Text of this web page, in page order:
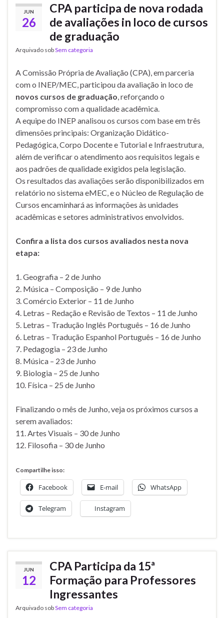
JUN
26
CPA participa de nova rodada
de avaliações in loco de cursos
de graduação
Arquivado sobSem categoria
A Comissão Própria de Avaliação (CPA), em parceria
com o INEP/MEC, participou da avaliação in loco de
novos cursos de graduação , reforçando o
compromisso com a qualidade acadêmica.
A equipe do INEP analisou os cursos com base em três
dimensões principais: Organização Didático-
Pedagógica, Corpo Docente e Tutorial e Infraestrutura,
além de verificar o atendimento aos requisitos legais e
aos padrões de qualidade exigidos pela legislação.
Os resultados das avaliações serão disponibilizados em
relatório no sistema eMEC, e o Núcleo de Regulação de
Cursos encaminhará as informações às unidades
acadêmicas e setores administrativos envolvidos.
Confira a lista dos cursos avaliados nesta nova
etapa:
1. Geografia – 2 de Junho
2. Música – Composição – 9 de Junho
3. Comércio Exterior – 11 de Junho
4. Letras – Redação e Revisão de Textos – 11 de Junho
5. Letras – Tradução Inglês Português – 16 de Junho
6. Letras – Tradução Espanhol Português – 16 de Junho
7. Pedagogia – 23 de Junho
8. Música – 23 de Junho
9. Biologia – 25 de Junho
10. Física – 25 de Junho
Finalizando o mês de Junho, veja os próximos cursos a
serem avaliados:
11. Artes Visuais – 30 de Junho
12. Filosofia – 30 de Junho
Compartilhe isso:
Facebook E-mail WhatsApp
Telegram Instagram
JUN
12
CPA Participa da 15ª
Formação para Professores
Ingressantes
Arquivado sobSem categoria